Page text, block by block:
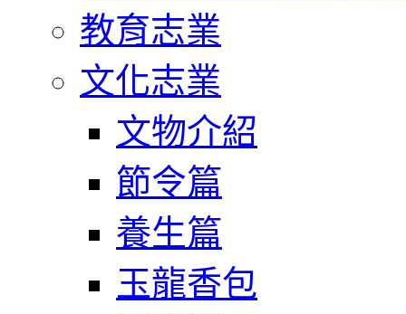
教育志業
文化志業
文物介紹
節令篇
養生篇
玉龍香包